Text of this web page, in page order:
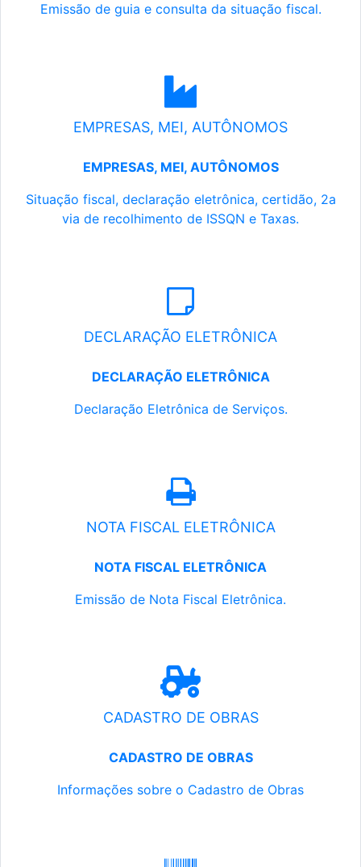
Emissão de guia e consulta da situação fiscal.
EMPRESAS, MEI, AUTÔNOMOS
EMPRESAS, MEI, AUTÔNOMOS
Situação fiscal, declaração eletrônica, certidão, 2a
via de recolhimento de ISSQN e Taxas.
DECLARAÇÃO ELETRÔNICA
DECLARAÇÃO ELETRÔNICA
Declaração Eletrônica de Serviços.
NOTA FISCAL ELETRÔNICA
NOTA FISCAL ELETRÔNICA
Emissão de Nota Fiscal Eletrônica.
CADASTRO DE OBRAS
CADASTRO DE OBRAS
Informações sobre o Cadastro de Obras